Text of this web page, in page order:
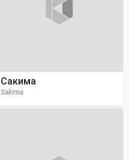
Сакима
Sakima